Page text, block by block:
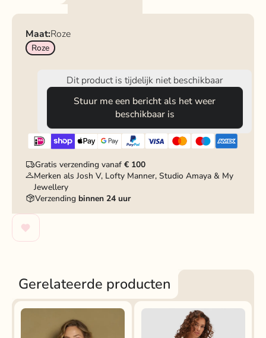
Maat:Roze
Roze
Dit product is tijdelijk niet beschikbaar
Stuur me een bericht als het weer
beschikbaar is
Gratis verzending vanaf€ 100
Merken als Josh V, Lofty Manner, Studio Amaya & My
Jewellery
Verzendingbinnen 24 uur
Gerelateerde producten